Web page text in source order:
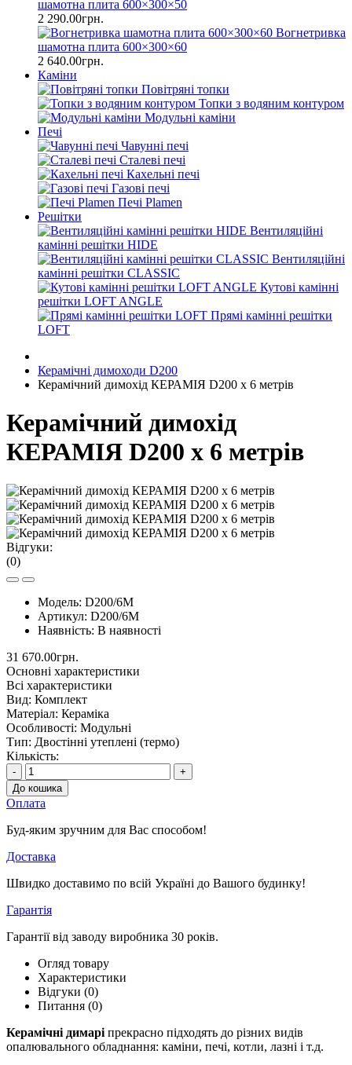
шамотна плита 600×300×50
2 290.00грн.
Вогнетривка
шамотна плита 600×300×60
2 640.00грн.
Каміни
Повітряні топки
Топки з водяним контуром
Модульні каміни
Печі
Чавунні печі
Сталеві печі
Кахельні печі
Газові печі
Печі Plamen
Решітки
Вентиляційні
камінні решітки HIDE
Вентиляційні
камінні решітки CLASSIC
Кутові камінні
решітки LOFT ANGLE
Прямі камінні решітки
LOFT
Керамічні димоходи D200
Керамічний димохід КЕРАМІЯ D200 х 6 метрів
Керамічний димохід
КЕРАМІЯ D200 х 6 метрів
Відгуки:
(0)
Модель: D200/6M
Артикул: D200/6M
Наявність: В наявності
31 670.00грн.
Основні характеристики
Всі характеристики
Вид: Комплект
Матеріал: Кераміка
Особливості: Модульні
Тип: Двостінні утеплені (термо)
Кількість:
-
+
До кошика
Оплата
Буд-яким зручним для Вас способом!
Доставка
Швидко доставимо по всій Україні до Вашого будинку!
Гарантія
Гарантії від заводу виробника 30 років.
Огляд товару
Характеристики
Відгуки (0)
Питання (0)
Керамічні димарі прекрасно підходять до різних видів
опалювального обладнання: каміни, печі, котли, лазні і т.д.